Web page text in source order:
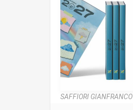
SAFFIORI GIANFRANCO